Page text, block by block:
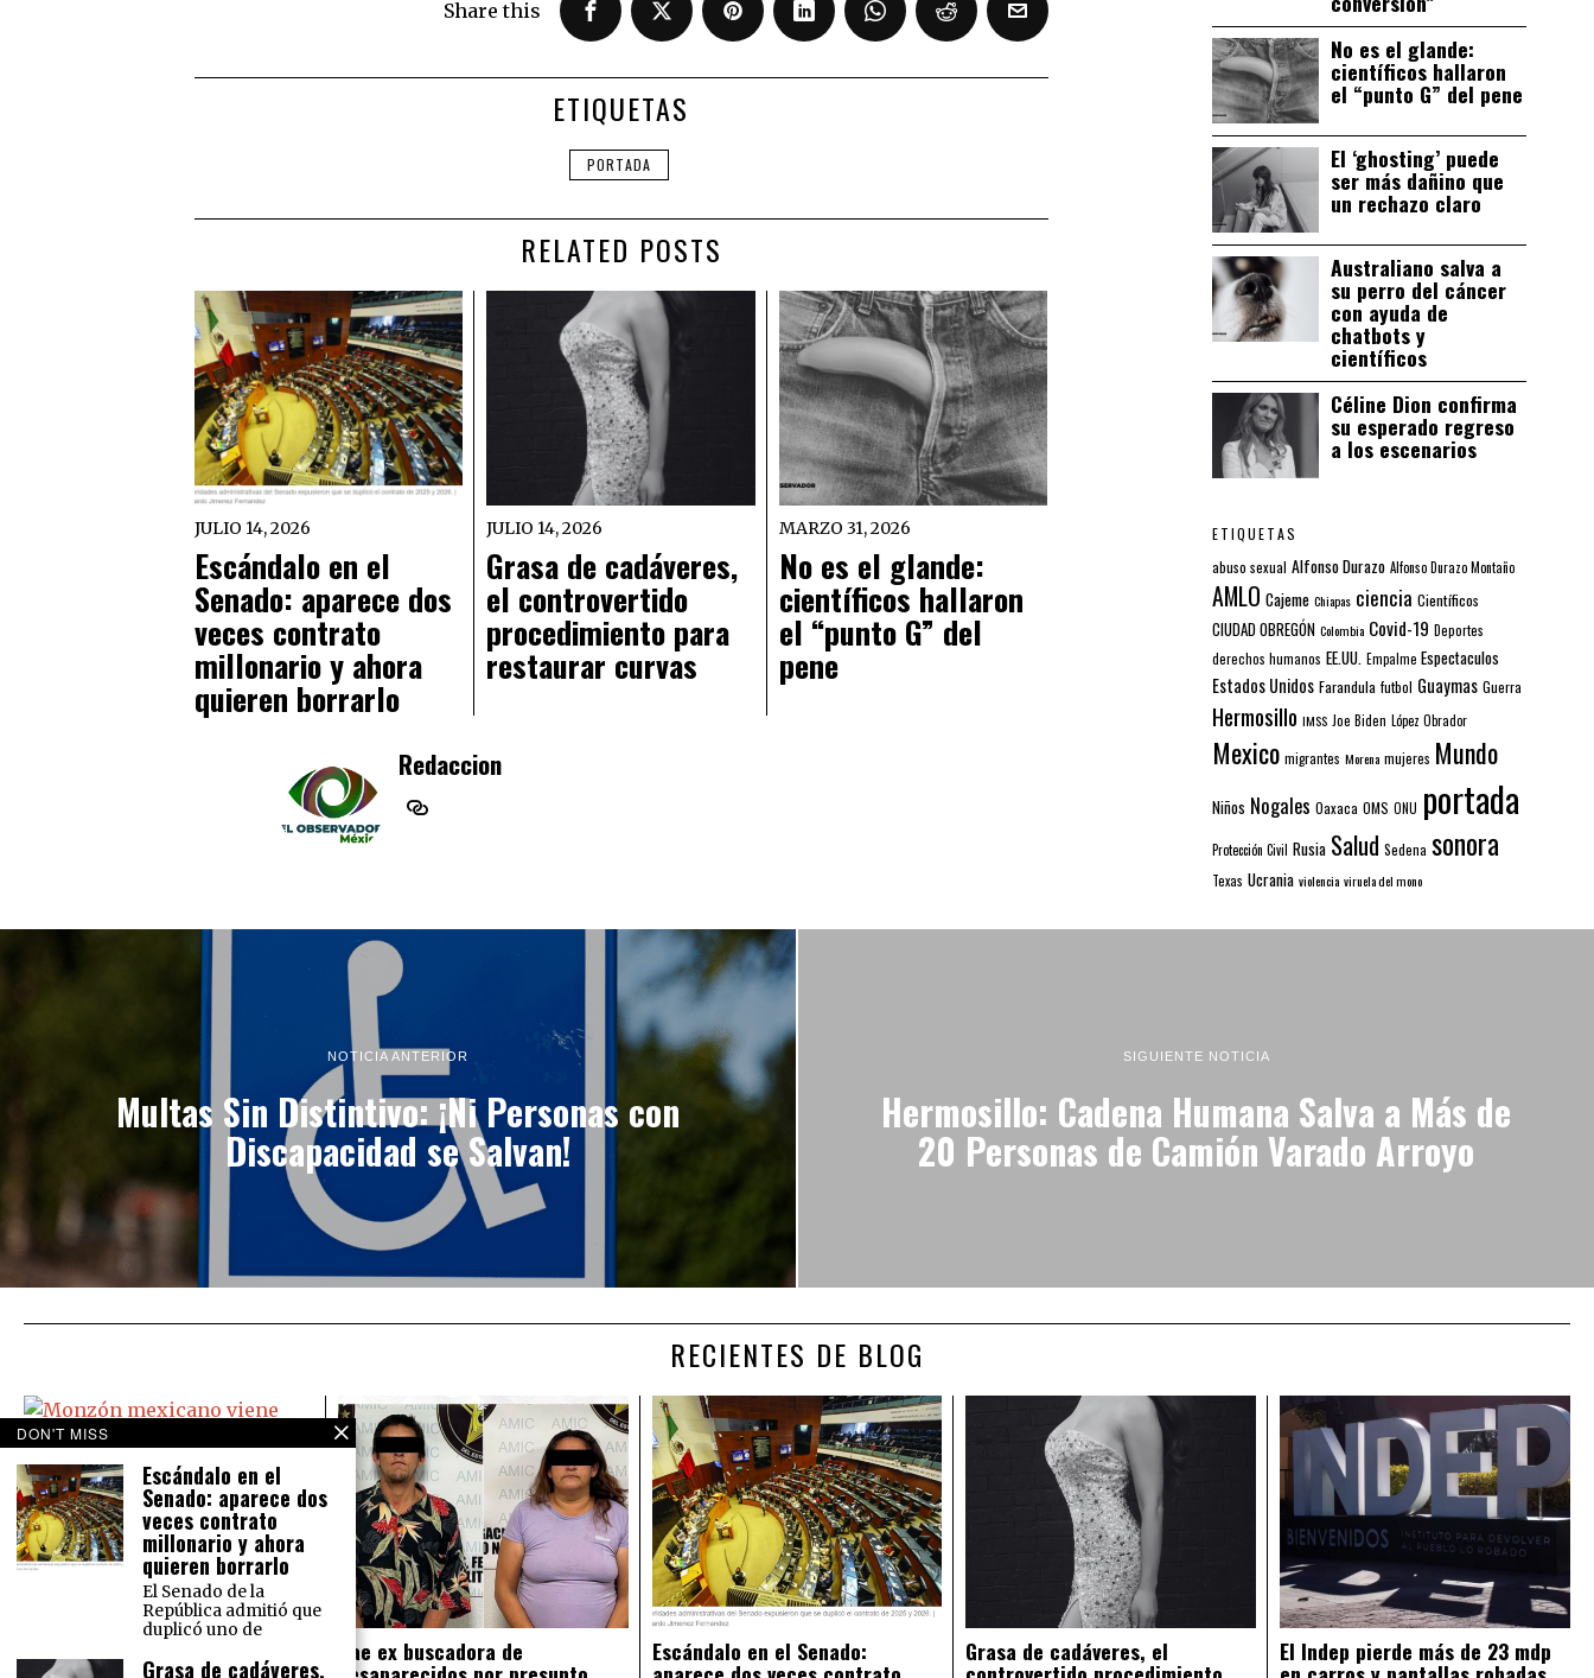
Share this
ETIQUETAS
PORTADA
RELATED POSTS
JULIO 14, 2026
Escándalo en el
Senado: aparece dos
veces contrato
millonario y ahora
quieren borrarlo
JULIO 14, 2026
Grasa de cadáveres,
el controvertido
procedimiento para
restaurar curvas
MARZO 31, 2026
No es el glande:
científicos hallaron
el “punto G” del
pene
Redaccion
No es el glande:
científicos hallaron
el “punto G” del pene
El ‘ghosting’ puede
ser más dañino que
un rechazo claro
Australiano salva a
su perro del cáncer
con ayuda de
chatbots y
científicos
Céline Dion confirma
su esperado regreso
a los escenarios
ETIQUETAS
abuso sexual Alfonso Durazo Alfonso Durazo Montaño
AMLO Cajeme Chiapas ciencia Científicos
CIUDAD OBREGÓN Colombia Covid-19 Deportes
derechos humanos EE.UU. Empalme Espectaculos
Estados Unidos Farandula futbol Guaymas Guerra
Hermosillo IMSS Joe Biden López Obrador
Mexico migrantes Morena mujeres Mundo
Niños Nogales Oaxaca OMS ONU portada
Protección Civil Rusia Salud Sedena sonora
Texas Ucrania violencia viruela del mono
NOTICIA ANTERIOR
Multas Sin Distintivo: ¡Ni Personas con
Discapacidad se Salvan!
SIGUIENTE NOTICIA
Hermosillo: Cadena Humana Salva a Más de
20 Personas de Camión Varado Arroyo
RECIENTES DE BLOG
Monzón mexicano viene ‘bravo’:
Causará lluvias en todo México
El Servicio Meteorológico Nacional
prevé para este martes 16 de
agosto lluvias intensas en el norte
del país y lluvias muy fuertes en la
Cae ex buscadora de Escándalo en el Senado: Grasa de cadáveres, el El Indep pierde más de 23 mdp
DON'T MISS
Escándalo en el
Senado: aparece dos
veces contrato
millonario y ahora
quieren borrarlo
El Senado de la
República admitió que
duplicó uno de
Grasa de cadáveres,